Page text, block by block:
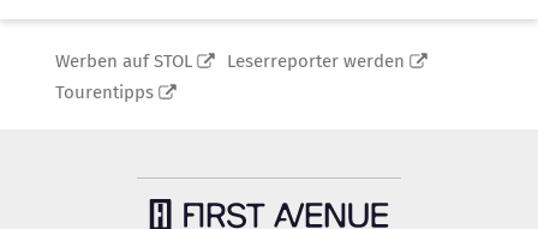
Werben auf STOL
Leserreporter werden
Tourentipps